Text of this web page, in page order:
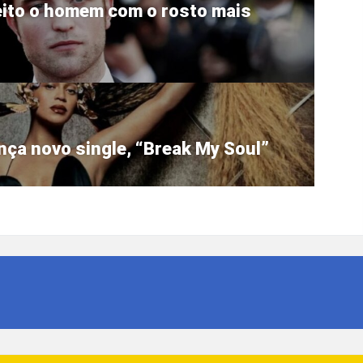
o homem com o rosto mais
novo single, “Break My Soul”